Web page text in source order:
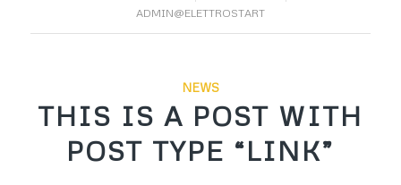
ADMIN@ELETTROSTART
NEWS
THIS IS A POST WITH
POST TYPE “LINK”